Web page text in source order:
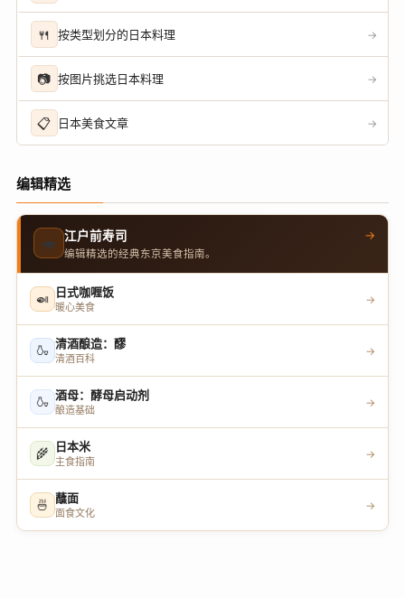
🍴 按类型划分的日本料理 →
📷 按图片挑选日本料理 →
📋 日本美食文章 →
编辑精选
🍣 江户前寿司
编辑精选的经典东京美食指南。
→
🍛 日式咖喱饭
暖心美食
→
🍶 清酒酿造：醪
清酒百科
→
🍶 酒母：酵母启动剂
酿造基础
→
🌾 日本米
主食指南
→
🍜 蘸面
面食文化
→